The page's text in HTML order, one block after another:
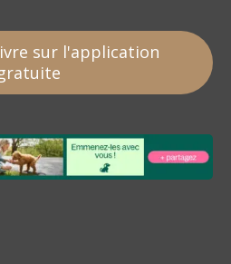
sur l'application